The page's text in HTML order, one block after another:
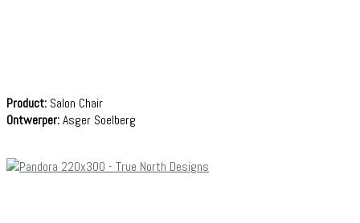
Product: Salon Chair
Ontwerper:Asger Soelberg